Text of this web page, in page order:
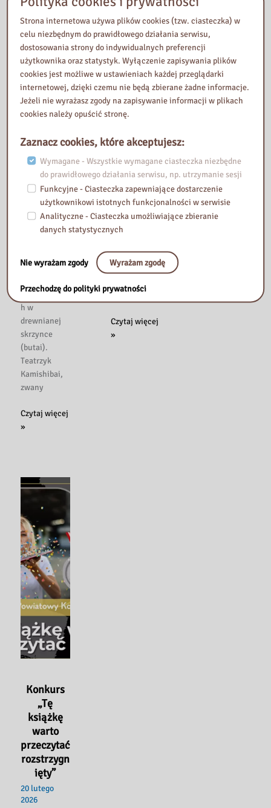
Teatr
ilustracji
w
Bibliotece
Pedagogic
znej w
Sochacze
wie
2026
Kamishibai to
japońska
sztuka
opowiadania,
prezentowani
a treści za
kart
przesuwanyc
h w
drewnianej
skrzynce
(butai).
Teatrzyk
Kamishibai,
zwany
Teatr
ilustracji
w
Sochaczewie
Czytaj więcej
»
Dr
Wiesław
Jan
Tuszyński
gościem
„Książki i
kawy”
6 marca 2026
W sobotę, 21
lutego, w
Bibliotece
Pedagogiczne
j w
Sochaczewie
odbyła się 12.
odsłona
„Książka i
kawa.
spotkanie z
Dr
Wiesław
Czytaj więcej
»
Nowa
usługa w
bibliotece!
5 marca 2026
Z
przyjemności
ą
uruchomiona
zostaje
Wypożyczalni
a e-booków!
Jak to działa?
w
Konkurs
„Tę
książkę
warto
przeczytać
rozstrzygn
ięty”
20 lutego
2026
Strona internetowa używa plików cookies (tzw. ciasteczka) w
celu niezbędnym do prawidłowego działania serwisu,
dostosowania strony do indywidualnych preferencji
użytkownika oraz statystyk. Wyłączenie zapisywania plików
cookies jest możliwe w ustawieniach każdej przeglądarki
internetowej, dzięki czemu nie będą zbierane żadne informacje.
Jeżeli nie wyrażasz zgody na zapisywanie informacji w plikach
cookies należy opuścić stronę.
Zaznacz cookies, które akceptujesz:
Wymagane - Wszystkie wymagane ciasteczka niezbędne
do prawidłowego działania serwisu, np. utrzymanie sesji
Funkcyjne - Ciasteczka zapewniające dostarczenie
użytkownikowi istotnych funkcjonalności w serwisie
Analityczne - Ciasteczka umożliwiające zbieranie
danych statystycznych
Nie wyrażam zgody Wyrażam zgodę
Przechodzę do polityki prywatności